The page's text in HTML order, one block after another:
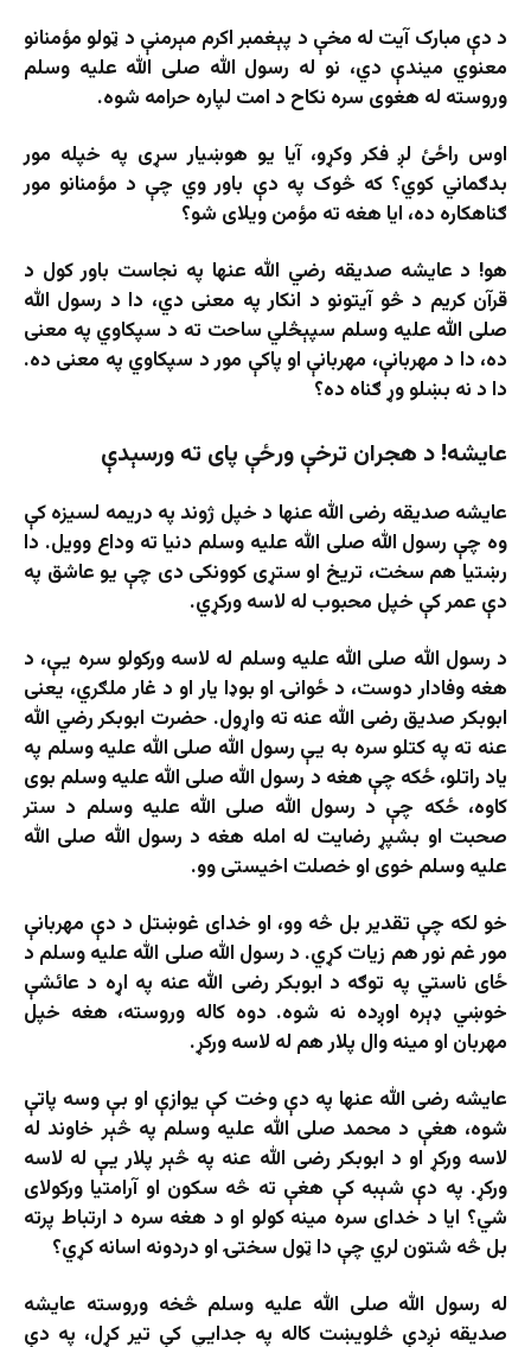
د دې مبارک آيت له مخې د پېغمبر اکرم مېرمنې د ټولو مؤمنانو
معنوي ميندې دي، نو له رسول الله صلی الله عليه وسلم
وروسته له هغوى سره نکاح د امت لپاره حرامه شوه.
اوس راځئ لږ فکر وکړو، آیا یو هوښیار سړی په خپله مور
بدګماني کوي؟ که څوک په دې باور وي چې د مؤمنانو مور
ګناهکاره ده، ایا هغه ته مؤمن ویلای شو؟
هو! د عایشه صدیقه رضي الله عنها په نجاست باور کول د
قرآن کریم د څو آیتونو د انکار په معنی دي، دا د رسول الله
صلی الله علیه وسلم سپېڅلي ساحت ته د سپکاوي په معنی
ده، دا د مهربانې، مهربانې او پاکې مور د سپکاوي په معنی ده.
دا د نه بښلو وړ ګناه ده؟
عایشه! د هجران ترخې ورځې پای ته ورسېدې
عایشه صدیقه رضی الله عنها د خپل ژوند په دریمه لسیزه کې
وه چې رسول الله صلی الله علیه وسلم دنیا ته وداع وویل. دا
رښتیا هم سخت، تریخ او ستړی کوونکی دی چې یو عاشق په
دې عمر کې خپل محبوب له لاسه ورکړي.
د رسول الله صلی الله علیه وسلم له لاسه ورکولو سره یې، د
هغه وفادار دوست، د ځوانۍ او بوډا یار او د غار ملګري، یعنی
ابوبکر صدیق رضی الله عنه ته واړول. حضرت ابوبکر رضي الله
عنه ته په کتلو سره به یې رسول الله صلی الله علیه وسلم په
یاد راتلو، ځکه چې هغه د رسول الله صلی الله علیه وسلم بوی
کاوه، ځکه چې د رسول الله صلی الله علیه وسلم د ستر
صحبت او بشپړ رضایت له امله هغه د رسول الله صلی الله
علیه وسلم خوی او خصلت اخیستی وو.
خو لکه چې تقدیر بل څه وو، او خدای غوښتل د دې مهربانې
مور غم نور هم زیات کړي. د رسول الله صلی الله علیه وسلم د
ځای ناستي په توګه د ابوبکر رضی الله عنه په اړه د عائشې
خوښي ډېره اوږده نه شوه. دوه کاله وروسته، هغه خپل
مهربان او مینه وال پلار هم له لاسه ورکړ.
عایشه رضی الله عنها په دې وخت کې یوازې او بې وسه پاتې
شوه، هغې د محمد صلی الله علیه وسلم په څېر خاوند له
لاسه ورکړ او د ابوبکر رضی الله عنه په څېر پلار یې له لاسه
ورکړ. په دې شېبه کې هغې ته څه سکون او آرامتیا ورکولای
شي؟ ایا د خدای سره مینه کولو او د هغه سره د ارتباط پرته
بل څه شتون لري چې دا ټول سختۍ او دردونه اسانه کړي؟
له رسول الله صلی الله علیه وسلم څخه وروسته عایشه
صدیقه نږدې څلویښت کاله په جدایي کې تیر کړل، په دې